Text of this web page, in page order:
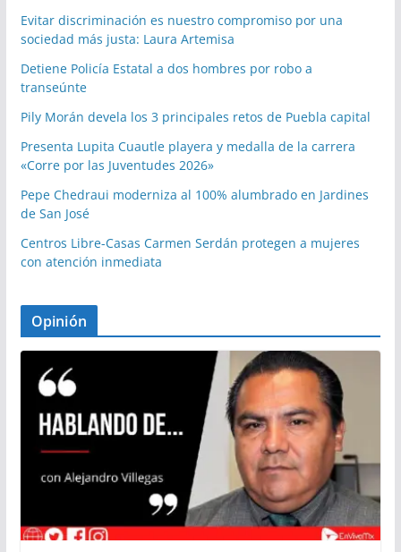
Evitar discriminación es nuestro compromiso por una
sociedad más justa: Laura Artemisa
Detiene Policía Estatal a dos hombres por robo a
transeúnte
Pily Morán devela los 3 principales retos de Puebla capital
Presenta Lupita Cuautle playera y medalla de la carrera
«Corre por las Juventudes 2026»
Pepe Chedraui moderniza al 100% alumbrado en Jardines
de San José
Centros Libre-Casas Carmen Serdán protegen a mujeres
con atención inmediata
Opinión